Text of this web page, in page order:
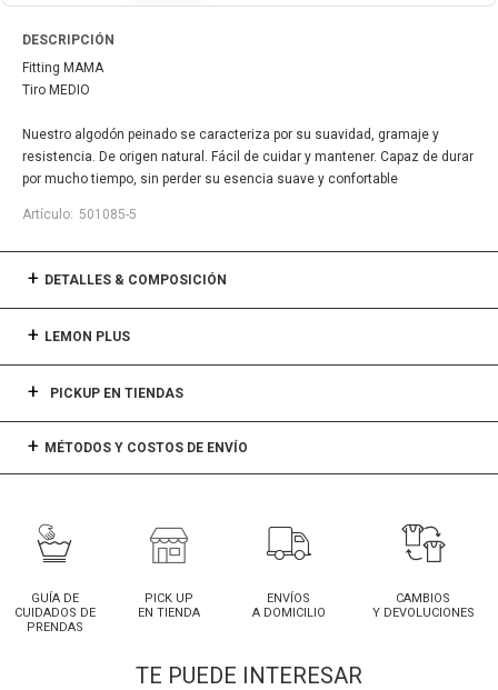
DESCRIPCIÓN
Fitting MAMA
Tiro MEDIO
Nuestro algodón peinado se caracteriza por su suavidad, gramaje y
resistencia. De origen natural. Fácil de cuidar y mantener. Capaz de durar
por mucho tiempo, sin perder su esencia suave y confortable
501085-5
DETALLES & COMPOSICIÓN
LEMON PLUS
PICKUP EN TIENDAS
MÉTODOS Y COSTOS DE ENVÍO
GUÍA DE
CUIDADOS DE
PRENDAS
PICK UP
EN TIENDA
ENVÍOS
A DOMICILIO
CAMBIOS
Y DEVOLUCIONES
TE PUEDE INTERESAR